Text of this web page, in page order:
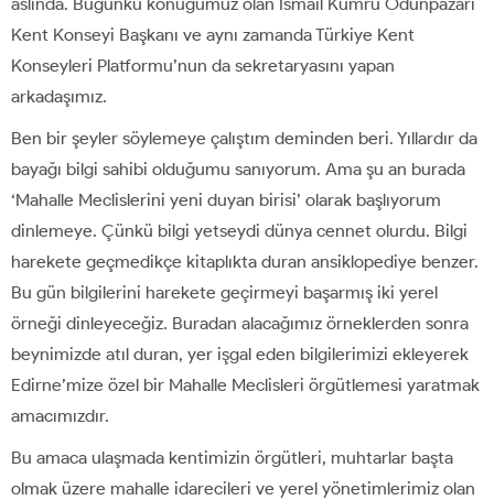
Kent Konseyi Başkanı ve aynı zamanda Türkiye Kent
Konseyleri Platformu’nun da sekretaryasını yapan
arkadaşımız.
Ben bir şeyler söylemeye çalıştım deminden beri. Yıllardır da
bayağı bilgi sahibi olduğumu sanıyorum. Ama şu an burada
‘Mahalle Meclislerini yeni duyan birisi’ olarak başlıyorum
dinlemeye. Çünkü bilgi yetseydi dünya cennet olurdu. Bilgi
harekete geçmedikçe kitaplıkta duran ansiklopediye benzer.
Bu gün bilgilerini harekete geçirmeyi başarmış iki yerel
örneği dinleyeceğiz. Buradan alacağımız örneklerden sonra
beynimizde atıl duran, yer işgal eden bilgilerimizi ekleyerek
Edirne’mize özel bir Mahalle Meclisleri örgütlemesi yaratmak
amacımızdır.
Bu amaca ulaşmada kentimizin örgütleri, muhtarlar başta
olmak üzere mahalle idarecileri ve yerel yönetimlerimiz olan